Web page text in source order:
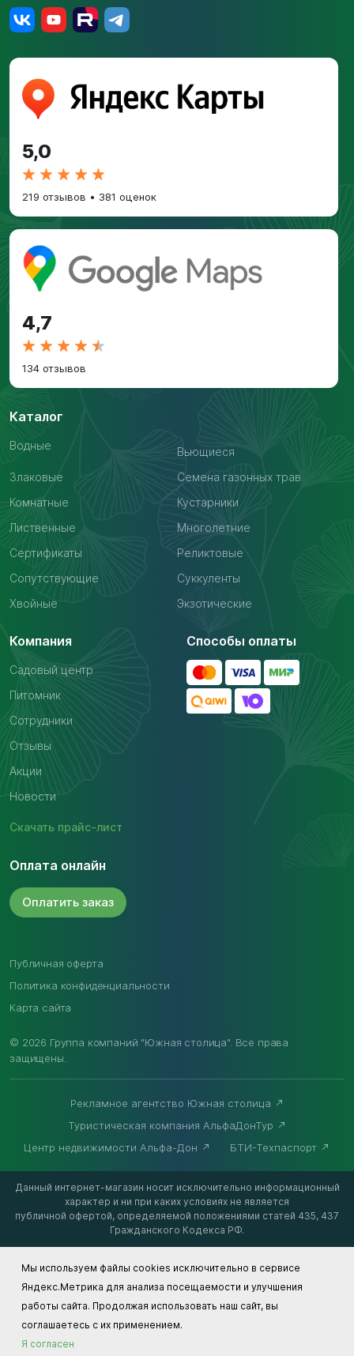
5,0
219 отзывов • 381 оценок
4,7
134 отзывов
Каталог
Водные
Вьющиеся
Злаковые
Семена газонных трав
Комнатные
Кустарники
Лиственные
Многолетние
Сертификаты
Реликтовые
Сопутствующие
Суккуленты
Хвойные
Экзотические
Компания
Садовый центр
Питомник
Сотрудники
Отзывы
Акции
Новости
Скачать прайс-лист
Способы оплаты
Оплата онлайн
Оплатить заказ
© 2026 Группа компаний "Южная столица". Все права
защищены.
Публичная оферта
Политика конфиденциальности
Карта сайта
Рекламное агентство Южная столица
Туристическая компания АльфаДонТур
Центр недвижимости Альфа-Дон
БТИ-Техпаспорт
Данный интернет-магазин носит исключительно информационный
характер и ни при каких условиях не является
публичной офертой, определяемой положениями статей 435, 437
Гражданского Кодекса РФ.
Мы используем файлы cookies исключительно в сервисе
Яндекс.Метрика для анализа посещаемости и улучшения
работы сайта. Продолжая использовать наш сайт, вы
соглашаетесь с их применением.
Я согласен